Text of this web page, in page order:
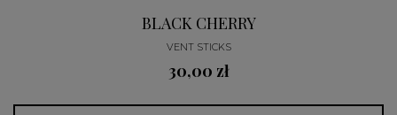
BLACK CHERRY
VENT STICKS
30,00 zł